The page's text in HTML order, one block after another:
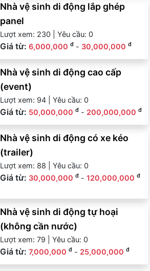
Nhà vệ sinh di động lắp ghép
panel
Lượt xem: 230 | Yêu cầu: 0
Giá từ: 6,000,000 đ - 30,000,000 đ
Nhà vệ sinh di động cao cấp
(event)
Lượt xem: 94 | Yêu cầu: 0
Giá từ: 50,000,000 đ - 200,000,000 đ
Nhà vệ sinh di động có xe kéo
(trailer)
Lượt xem: 88 | Yêu cầu: 0
Giá từ: 30,000,000 đ - 120,000,000 đ
Nhà vệ sinh di động tự hoại
(không cần nước)
Lượt xem: 79 | Yêu cầu: 0
Giá từ: 7,000,000 đ - 25,000,000 đ